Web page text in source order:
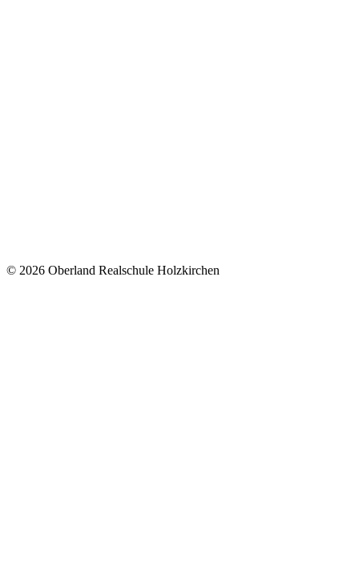
© 2026 Oberland Realschule Holzkirchen